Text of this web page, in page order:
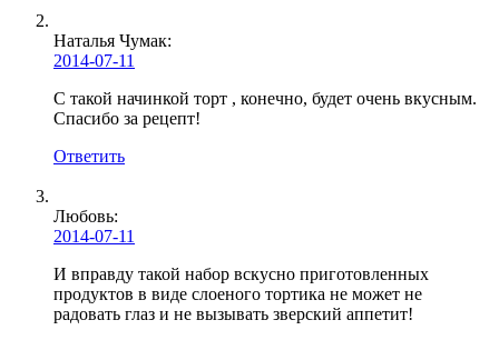
Наталья Чумак:
2014-07-11
С такой начинкой торт , конечно, будет очень вкусным.
Спасибо за рецепт!
Ответить
Любовь:
2014-07-11
И вправду такой набор вскусно приготовленных
продуктов в виде слоеного тортика не может не
радовать глаз и не вызывать зверский аппетит!